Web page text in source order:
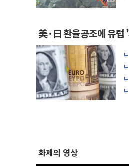
美·日 환율공조에 유럽
화제의 영상